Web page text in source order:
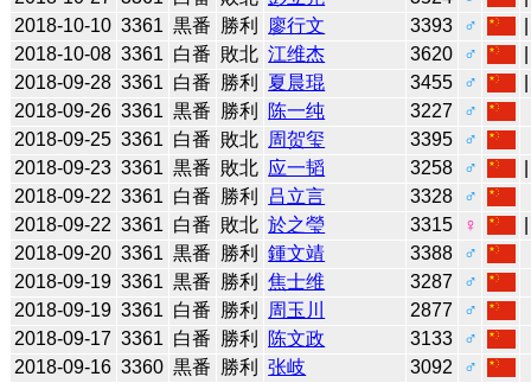
2018-10-10 3361 黒番 勝利 廖行文 3393 ♂
2018-10-08 3361 白番 敗北 江维杰 3620 ♂
2018-09-28 3361 白番 勝利 夏晨琨 3455 ♂
2018-09-26 3361 黒番 勝利 陈一纯 3227
♂
2018-09-25 3361 白番 敗北 周贺玺 3395
♂
2018-09-23 3361 黒番 敗北 应一韬 3258 ♂
2018-09-22 3361 白番 勝利 吕立言 3328
♂
2018-09-22 3361 白番 敗北 於之瑩 3315 ♀
2018-09-20 3361 黒番 勝利 鍾文靖 3388
♂
2018-09-19 3361 黒番 勝利 焦士维 3287
♂
2018-09-19 3361 白番 勝利 周玉川 2877
♂
2018-09-17 3361 白番 勝利 陈文政 3133
♂
2018-09-16 3360 黒番 勝利 张岐 3092
♂